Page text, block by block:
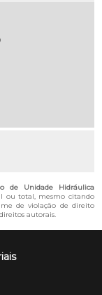
de Unidade Hidráulica
ou total, mesmo citando
de violação de direito
autorais.